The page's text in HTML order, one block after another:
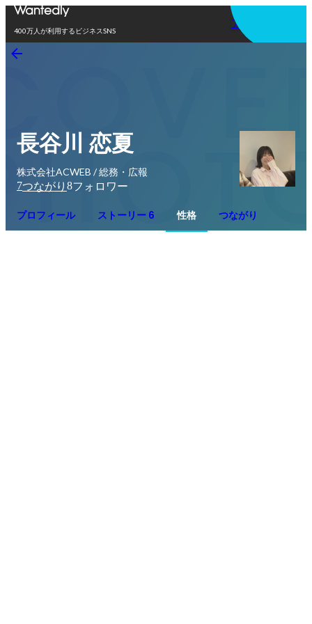
400万人が利用するビジネスSNS
アプリを使う
長谷川 恋夏
株式会社ACWEB / 総務・広報
7つながり 8フォロワー
プロフィール ストーリー 6 性格 つながり